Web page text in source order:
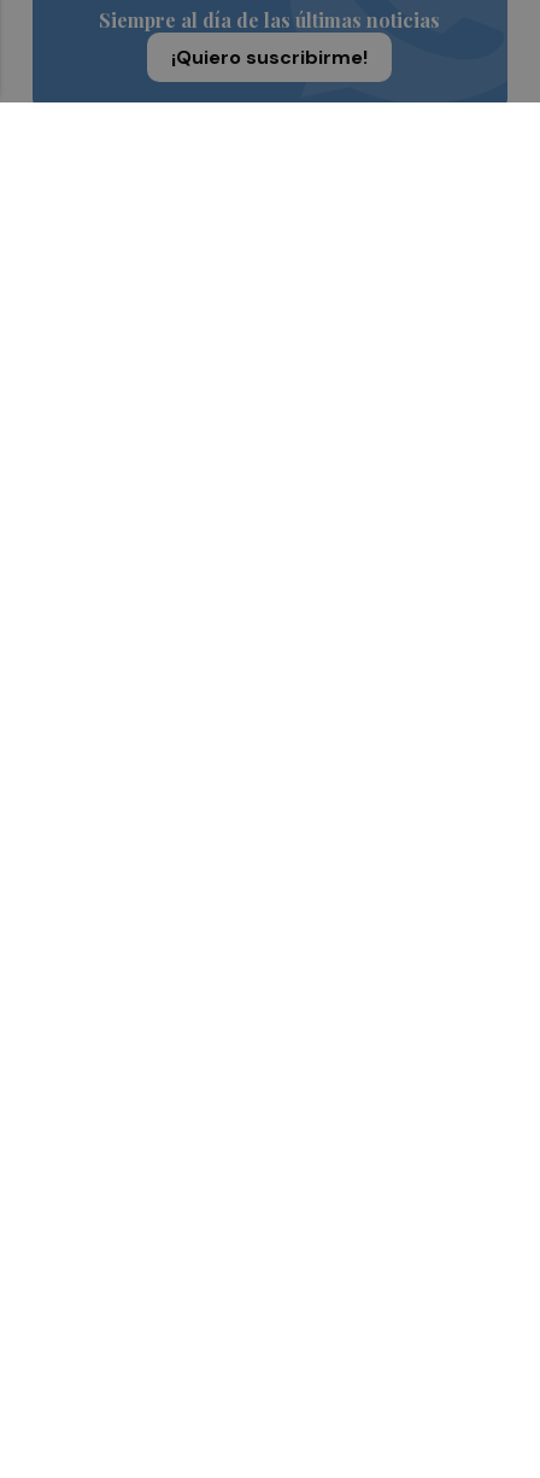
Siempre al día de las últimas noticias
¡Quiero suscribirme!